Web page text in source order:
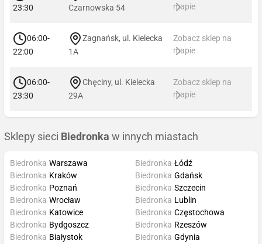
23:30
Czarnowska 54
mapie
06:00-
22:00
Zagnańsk, ul. Kielecka
1A
Zobacz sklep na
mapie
06:00-
23:30
Chęciny, ul. Kielecka
29A
Zobacz sklep na
mapie
Sklepy sieci Biedronka w innych miastach
Biedronka Warszawa
Biedronka Kraków
Biedronka Poznań
Biedronka Wrocław
Biedronka Łódź
Biedronka Gdańsk
Biedronka Szczecin
Biedronka Lublin
Biedronka Katowice
Biedronka Bydgoszcz
Biedronka Białystok
Biedronka Częstochowa
Biedronka Rzeszów
Biedronka Gdynia